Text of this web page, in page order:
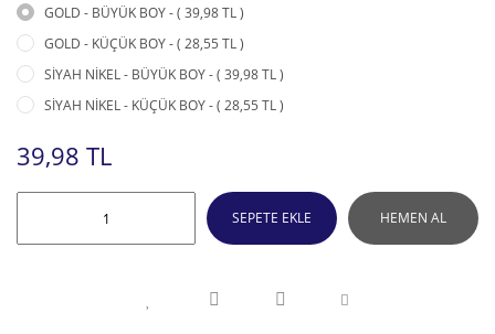
GOLD - BÜYÜK BOY - ( 39,98 TL )
GOLD - KÜÇÜK BOY - ( 28,55 TL )
SİYAH NİKEL - BÜYÜK BOY - ( 39,98 TL )
SİYAH NİKEL - KÜÇÜK BOY - ( 28,55 TL )
39,98 TL
SEPETE EKLE HEMEN AL